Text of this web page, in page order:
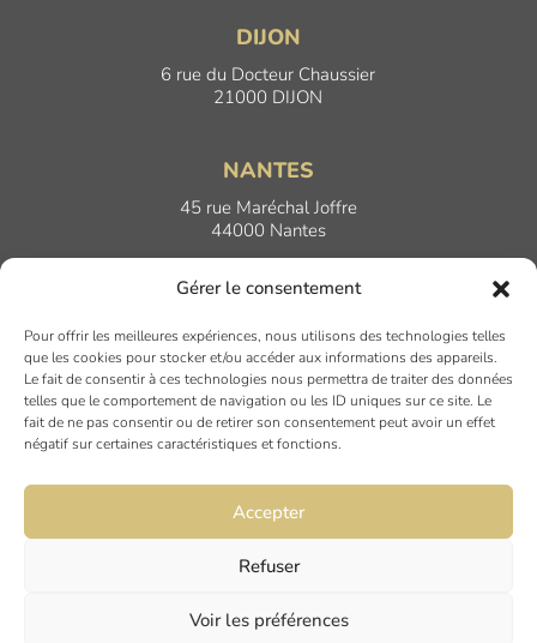
Gérer le consentement
Pour offrir les meilleures expériences, nous utilisons des technologies telles
que les cookies pour stocker et/ou accéder aux informations des appareils.
Le fait de consentir à ces technologies nous permettra de traiter des données
telles que le comportement de navigation ou les ID uniques sur ce site. Le
fait de ne pas consentir ou de retirer son consentement peut avoir un effet
négatif sur certaines caractéristiques et fonctions.
Accepter
Refuser
Voir les préférences
DIJON
6 rue du Docteur Chaussier
21000 DIJON
NANTES
45 rue Maréchal Joffre
44000 Nantes
LYON
17 Quai Joseph Gillet
69004 LYON
PARIS
Mentions légales